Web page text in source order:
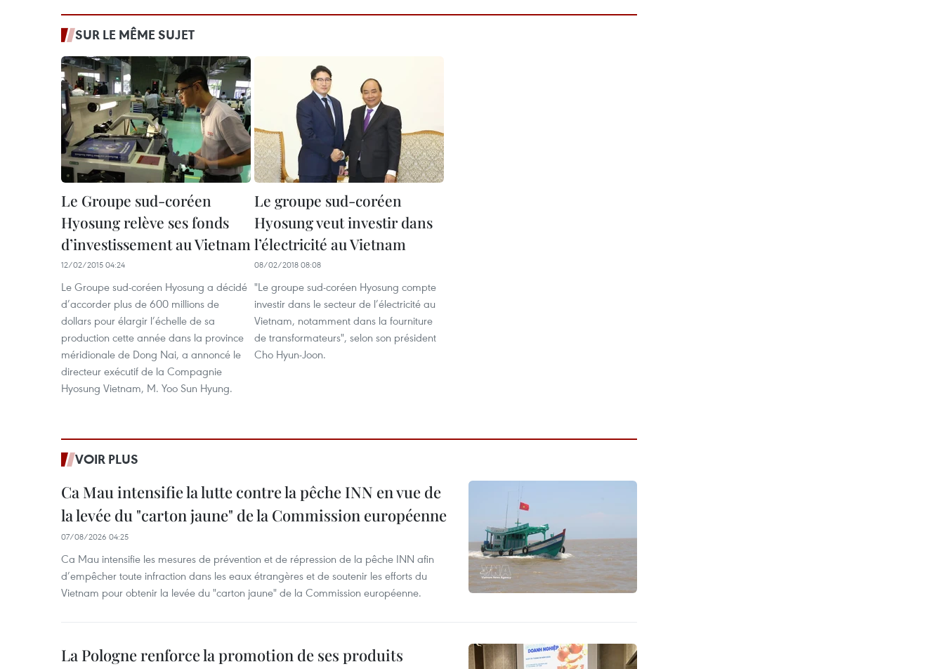
SUR LE MÊME SUJET
Le Groupe sud-coréen
Hyosung relève ses fonds
d’investissement au Vietnam
12/02/2015 04:24
Le Groupe sud-coréen Hyosung a décidé
d’accorder plus de 600 millions de
dollars pour élargir l’échelle de sa
production cette année dans la province
méridionale de Dong Nai, a annoncé le
directeur exécutif de la Compagnie
Hyosung Vietnam, M. Yoo Sun Hyung.
Le groupe sud-coréen
Hyosung veut investir dans
l’électricité au Vietnam
08/02/2018 08:08
"Le groupe sud-coréen Hyosung compte
investir dans le secteur de l’électricité au
Vietnam, notamment dans la fourniture
de transformateurs", selon son président
Cho Hyun-Joon.
VOIR PLUS
Ca Mau intensifie la lutte contre la pêche INN en vue de
la levée du "carton jaune" de la Commission européenne
07/08/2026 04:25
Ca Mau intensifie les mesures de prévention et de répression de la pêche INN afin
d’empêcher toute infraction dans les eaux étrangères et de soutenir les efforts du
Vietnam pour obtenir la levée du "carton jaune" de la Commission européenne.
La Pologne renforce la promotion de ses produits